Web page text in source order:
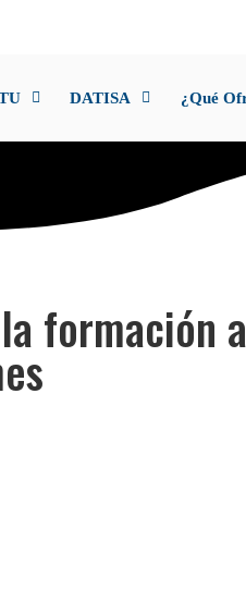
DATISA ¿Qué
formación